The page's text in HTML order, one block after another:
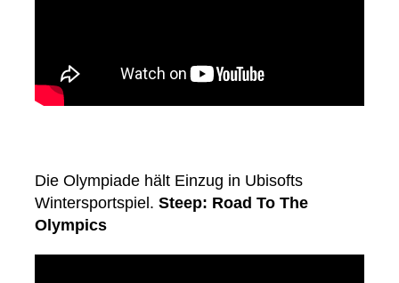
Die Olympiade hält Einzug in Ubisofts
Wintersportspiel. Steep: Road To The
Olympics